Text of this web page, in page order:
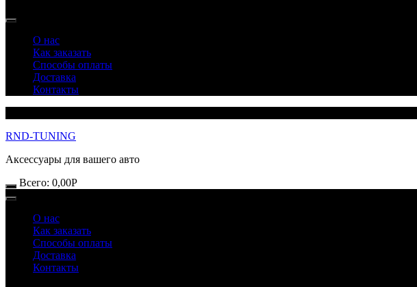
О нас
Как заказать
Способы оплаты
Доставка
Контакты
RND-TUNING
Аксессуары для вашего авто
Всего: 0,00Р
О нас
Как заказать
Способы оплаты
Доставка
Контакты